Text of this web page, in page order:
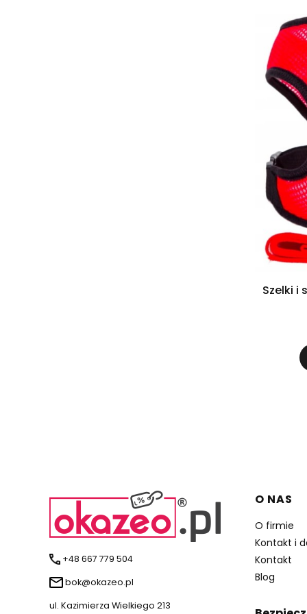
Szelki i
+48 667 779 504
bok@okazeo.pl
ul. Kazimierza Wielkiego 213
Linki
O NAS
O firmie
Kontakt i
Kontakt
Blog